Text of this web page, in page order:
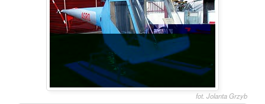
fot. Jolanta Grzyb